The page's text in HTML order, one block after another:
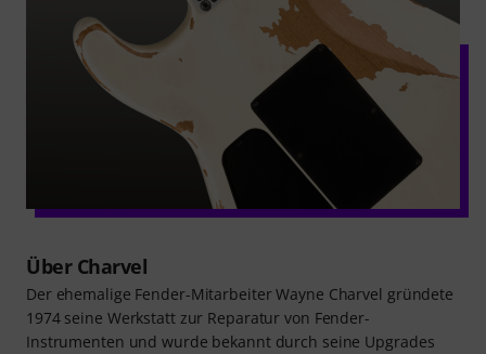
Über Charvel
Der ehemalige Fender-Mitarbeiter Wayne Charvel gründete
1974 seine Werkstatt zur Reparatur von Fender-
Instrumenten und wurde bekannt durch seine Upgrades